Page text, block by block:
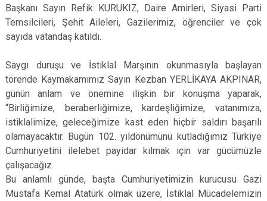
Başkanı Sayın Refik KURUKIZ, Daire Amirleri, Siyasi Parti
Temsilcileri, Şehit Aileleri, Gazilerimiz, öğrenciler ve çok
sayıda vatandaş katıldı.
Saygı duruşu ve İstiklal Marşının okunmasıyla başlayan
törende Kaymakamımız Sayın Kezban YERLİKAYA AKPINAR,
günün anlam ve önemine ilişkin bir konuşma yaparak,
“Birliğimize, beraberliğimize, kardeşliğimize, vatanımıza,
istiklalimize, geleceğimize kast eden hiçbir saldırı başarılı
olamayacaktır. Bugün 102. yıldönümünü kutladığımız Türkiye
Cumhuriyetini ilelebet payidar kılmak için var gücümüzle
çalışacağız.
Bu anlamlı günde, başta Cumhuriyetimizin kurucusu Gazi
Mustafa Kemal Atatürk olmak üzere, İstiklal Mücadelemizin